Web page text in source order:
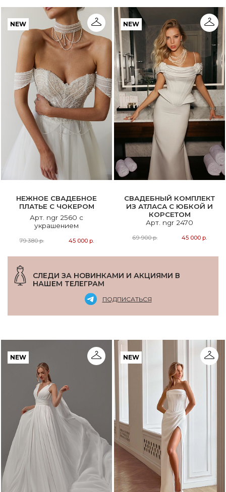
NEW
НЕЖНОЕ СВАДЕБНОЕ
ПЛАТЬЕ С ЧОКЕРОМ
Арт. ngr 2560 с
украшением
79 380 р. 45 000 р.
NEW
СВАДЕБНЫЙ КОМПЛЕКТ
ИЗ АТЛАСА С ЮБКОЙ И
КОРСЕТОМ
Арт. ngr 2470
69 900 р. 45 000 р.
СЛЕДИ ЗА НОВИНКАМИ И АКЦИЯМИ В
НАШЕМ ТЕЛЕГРАМ
ПОДПИСАТЬСЯ
NEW NEW